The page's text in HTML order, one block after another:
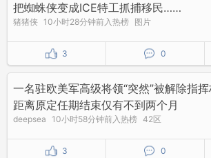
把蜘蛛侠变成ICE特工抓捕移民……
猪猪侠 10小时28分钟前入热榜 图片
3 0
一名驻欧美军高级将领“突然”被解除指挥
距离原定任期结束仅有不到两个月
deepsea 10小时58分钟前入热榜 42区
3 0